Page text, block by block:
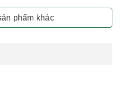
phẩm khác